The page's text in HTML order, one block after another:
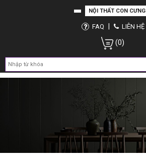
NỘI THẤT CON CƯNG
FAQ LIÊN HỆ
(0)